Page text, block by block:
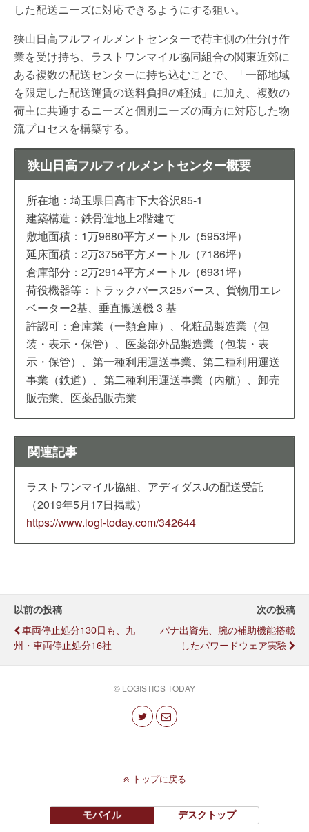
した配送ニーズに対応できるようにする狙い。
狭山日高フルフィルメントセンターで荷主側の仕分け作
業を受け持ち、ラストワンマイル協同組合の関東近郊に
ある複数の配送センターに持ち込むことで、「一部地域
を限定した配送運賃の送料負担の軽減」に加え、複数の
荷主に共通するニーズと個別ニーズの両方に対応した物
流プロセスを構築する。
狭山日高フルフィルメントセンター概要
所在地：埼玉県日高市下大谷沢85-1
建築構造：鉄骨造地上2階建て
敷地面積：1万9680平方メートル（5953坪）
延床面積：2万3756平方メートル（7186坪）
倉庫部分：2万2914平方メートル（6931坪）
荷役機器等：トラックバース25バース、貨物用エレ
ベーター2基、垂直搬送機 3 基
許認可：倉庫業（一類倉庫）、化粧品製造業（包
装・表示・保管）、医薬部外品製造業（包装・表
示・保管）、第一種利用運送事業、第二種利用運送
事業（鉄道）、第二種利用運送事業（内航）、卸売
販売業、医薬品販売業
関連記事
ラストワンマイル協組、アディダスJの配送受託
（2019年5月17日掲載）
https://www.logi-today.com/342644
以前の投稿
車両停止処分130日も、九
州・車両停止処分16社
次の投稿
パナ出資先、腕の補助機能搭載
したパワードウェア実験
© LOGISTICS TODAY
トップに戻る
モバイル デスクトップ